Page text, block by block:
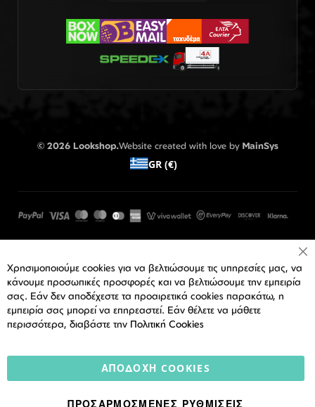
© 2026 Lookshop.Website created with love by MainSys
GR (€)
Χρησιμοποιούμε cookies για να βελτιώσουμε τις υπηρεσίες μας, να
κάνουμε προσωπικές προσφορές και να βελτιώσουμε την εμπειρία
σας. Εάν δεν αποδέχεστε τα προαιρετικά cookies παρακάτω, η
εμπειρία σας μπορεί να επηρεαστεί. Εάν θέλετε να μάθετε
περισσότερα, διαβάστε την Πολιτική Cookies
ΑΠΟΔΟΧΉ COOKIES
ΠΡΟΣΑΡΜΟΣΜΈΝΕΣ ΡΥΘΜΊΣΕΙΣ